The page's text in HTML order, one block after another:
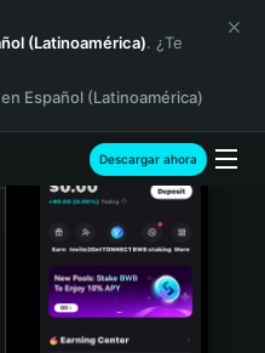
(Latinoamérica). ¿Te
Español (Latinoamérica)
Descargar ahora